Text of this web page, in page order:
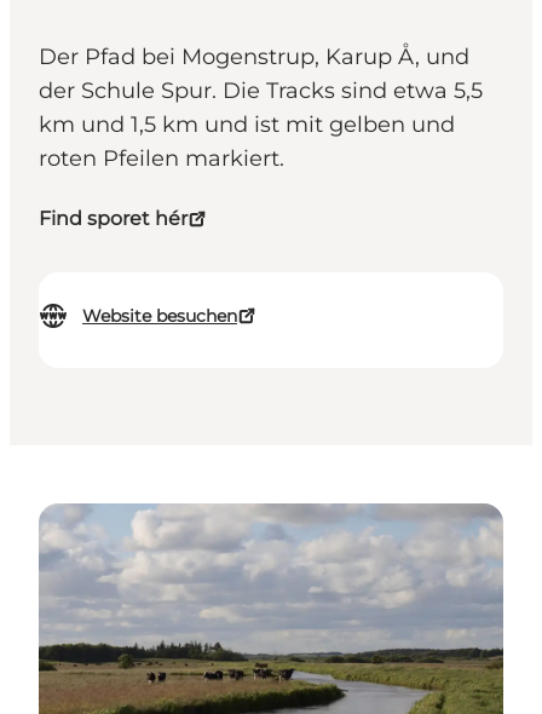
Der Pfad bei Mogenstrup, Karup Å, und
der Schule Spur. Die Tracks sind etwa 5,5
km und 1,5 km und ist mit gelben und
roten Pfeilen markiert.
Find sporet hér
Website besuchen